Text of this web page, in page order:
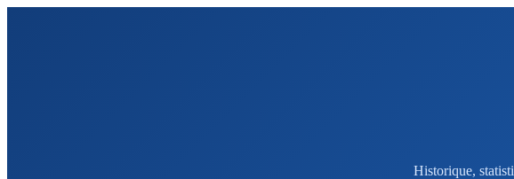
Historique,